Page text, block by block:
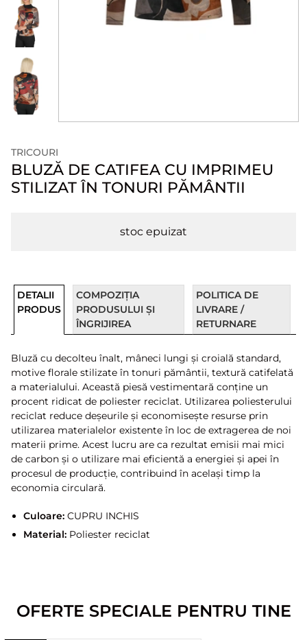
TRICOURI
BLUZĂ DE CATIFEA CU IMPRIMEU
STILIZAT ÎN TONURI PĂMÂNTII
stoc epuizat
DETALII
PRODUS
COMPOZIȚIA
PRODUSULUI ȘI
ÎNGRIJIREA
POLITICA DE
LIVRARE /
RETURNARE
Bluză cu decolteu înalt, mâneci lungi și croială standard,
motive florale stilizate în tonuri pământii, textură catifelată
a materialului. Această piesă vestimentară conține un
procent ridicat de poliester reciclat. Utilizarea poliesterului
reciclat reduce deșeurile și economisește resurse prin
utilizarea materialelor existente în loc de extragerea de noi
materii prime. Acest lucru are ca rezultat emisii mai mici
de carbon și o utilizare mai eficientă a energiei și apei în
procesul de producție, contribuind în același timp la
economia circulară.
Culoare:CUPRU INCHIS
Material:Poliester reciclat
OFERTE SPECIALE PENTRU TINE